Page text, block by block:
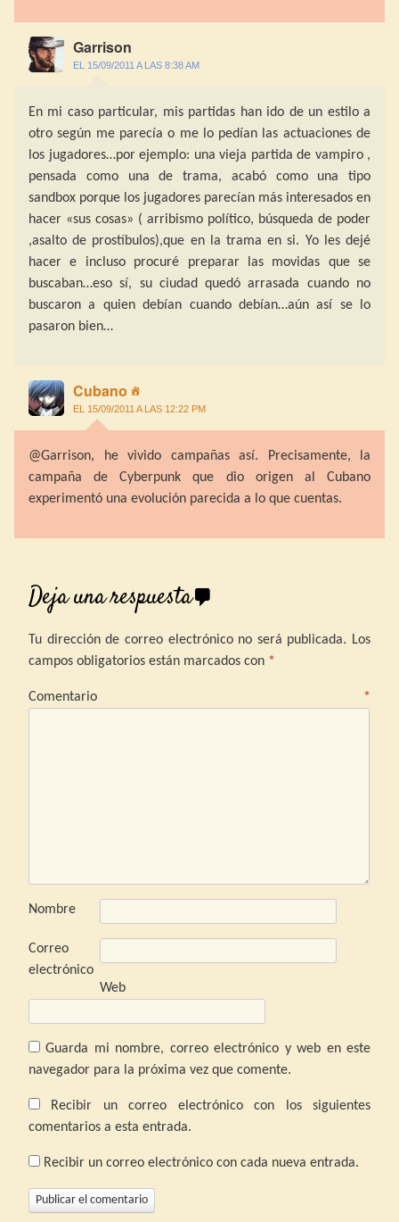
Garrison
EL 15/09/2011 A LAS 8:38 AM
En mi caso particular, mis partidas han ido de un estilo a
otro según me parecía o me lo pedían las actuaciones de
los jugadores…por ejemplo: una vieja partida de vampiro ,
pensada como una de trama, acabó como una tipo
sandbox porque los jugadores parecían más interesados en
hacer «sus cosas» ( arribismo político, búsqueda de poder
,asalto de prostíbulos),que en la trama en si. Yo les dejé
hacer e incluso procuré preparar las movidas que se
buscaban…eso sí, su ciudad quedó arrasada cuando no
buscaron a quien debían cuando debían…aún así se lo
pasaron bien…
Cubano
EL 15/09/2011 A LAS 12:22 PM
@Garrison, he vivido campañas así. Precisamente, la
campaña de Cyberpunk que dio origen al Cubano
experimentó una evolución parecida a lo que cuentas.
Deja una respuesta
Tu dirección de correo electrónico no será publicada. Los
campos obligatorios están marcados con *
Comentario *
Nombre
Correo
electrónico
Web
Guarda mi nombre, correo electrónico y web en este
navegador para la próxima vez que comente.
Recibir un correo electrónico con los siguientes
comentarios a esta entrada.
Recibir un correo electrónico con cada nueva entrada.